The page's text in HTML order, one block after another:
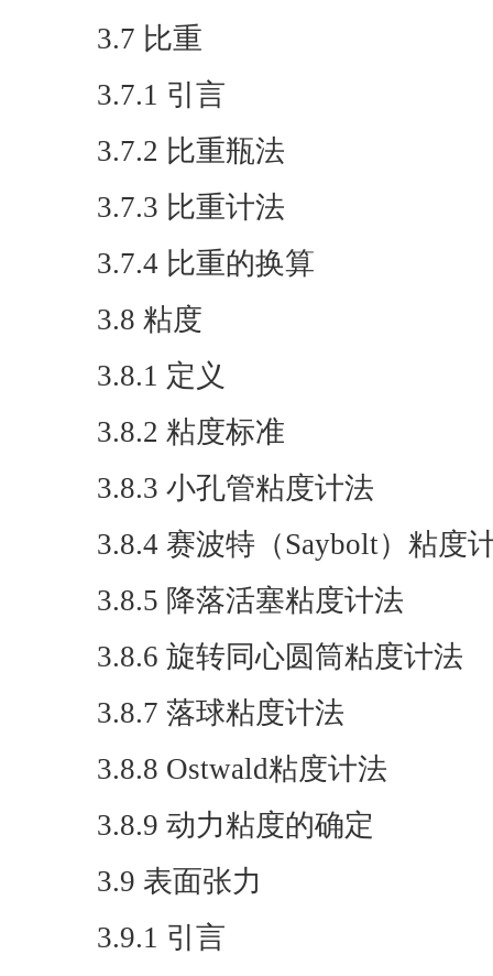
3.7 比重
3.7.1 引言
3.7.2 比重瓶法
3.7.3 比重计法
3.7.4 比重的换算
3.8 粘度
3.8.1 定义
3.8.2 粘度标准
3.8.3 小孔管粘度计法
3.8.4 赛波特（Saybolt）粘度
3.8.5 降落活塞粘度计法
3.8.6 旋转同心圆筒粘度计法
3.8.7 落球粘度计法
3.8.8 Ostwald粘度计法
3.8.9 动力粘度的确定
3.9 表面张力
3.9.1 引言